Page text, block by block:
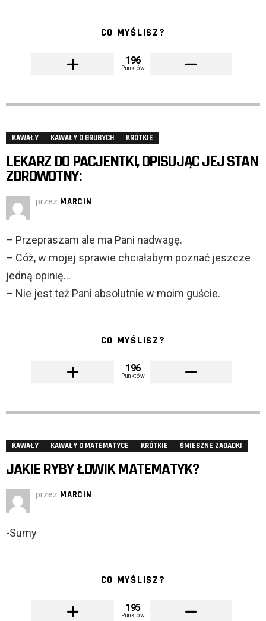
CO MYŚLISZ?
196
Punktów
KAWAŁY KAWAŁY O GRUBYCH KRÓTKIE
LEKARZ DO PACJENTKI, OPISUJĄC JEJ STAN
ZDROWOTNY:
przez MARCIN
– Przepraszam ale ma Pani nadwagę.
– Cóż, w mojej sprawie chciałabym poznać jeszcze
jedną opinię…
– Nie jest też Pani absolutnie w moim guście.
CO MYŚLISZ?
196
Punktów
KAWAŁY KAWAŁY O MATEMATYCE KRÓTKIE ŚMIESZNE ZAGADKI
JAKIE RYBY ŁOWIK MATEMATYK?
przez MARCIN
-Sumy
CO MYŚLISZ?
195
Punktów